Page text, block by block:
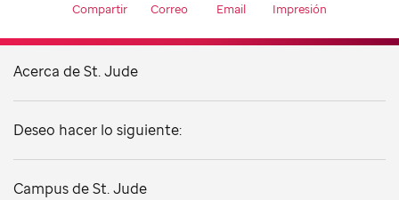
Compartir Correo Email Impresión
Acerca de St. Jude
Deseo hacer lo siguiente:
Campus de St. Jude